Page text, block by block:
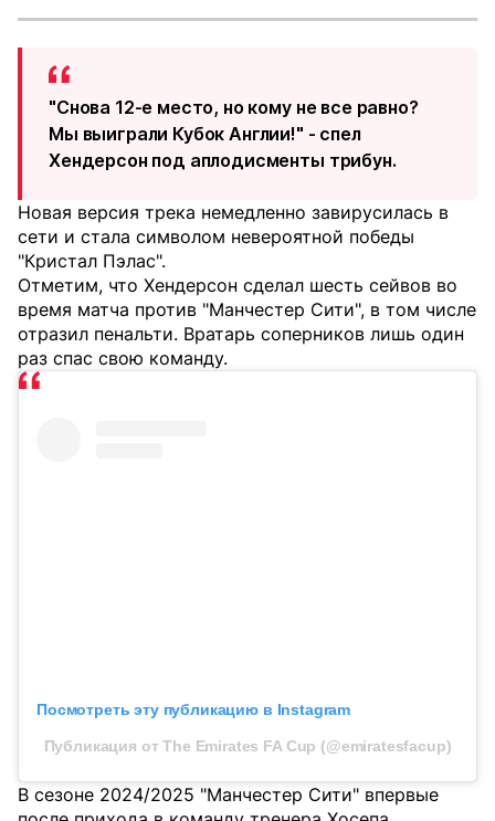
"Снова 12-е место, но кому не все равно?
Мы выиграли Кубок Англии!" - спел
Хендерсон под аплодисменты трибун.
Новая версия трека немедленно завирусилась в
сети и стала символом невероятной победы
"Кристал Пэлас".
Отметим, что Хендерсон сделал шесть сейвов во
время матча против "Манчестер Сити", в том числе
отразил пенальти. Вратарь соперников лишь один
раз спас свою команду.
Посмотреть эту публикацию в Instagram
Публикация от The Emirates FA Cup (@emiratesfacup)
В сезоне 2024/2025 "Манчестер Сити" впервые